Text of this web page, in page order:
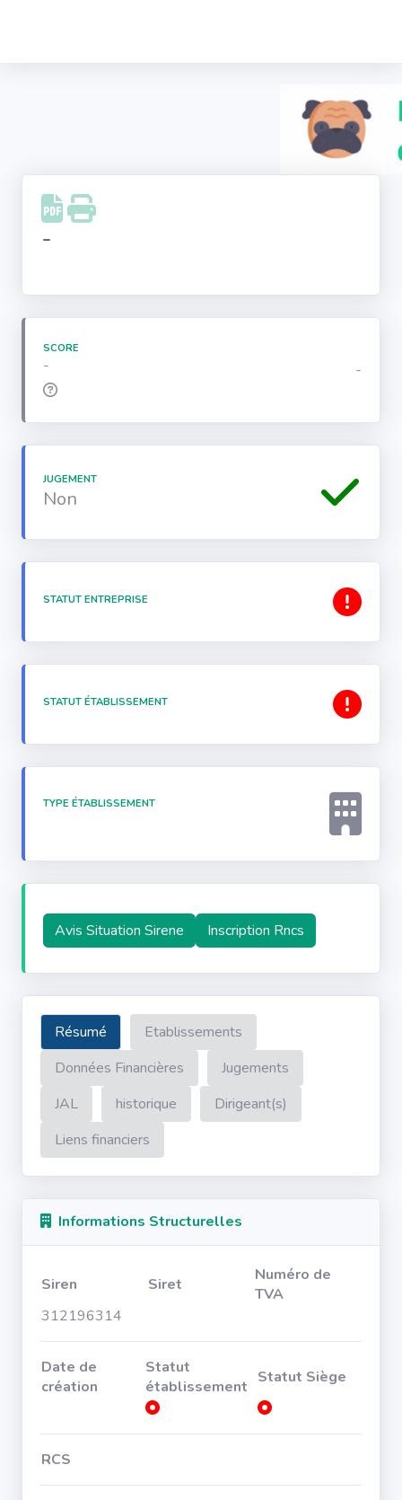
Facebook
Instagram
-
SCORE
- -
JUGEMENT
Non
STATUT ENTREPRISE
STATUT ÉTABLISSEMENT
TYPE ÉTABLISSEMENT
Avis Situation Sirene Inscription Rncs
Résumé
Etablissements
Données Financières
Jugements
JAL
historique
Dirigeant(s)
Liens financiers
Informations Structurelles
Siren Siret
Numéro de
TVA
312196314
Date de
création
Statut
établissement Statut Siège
RCS